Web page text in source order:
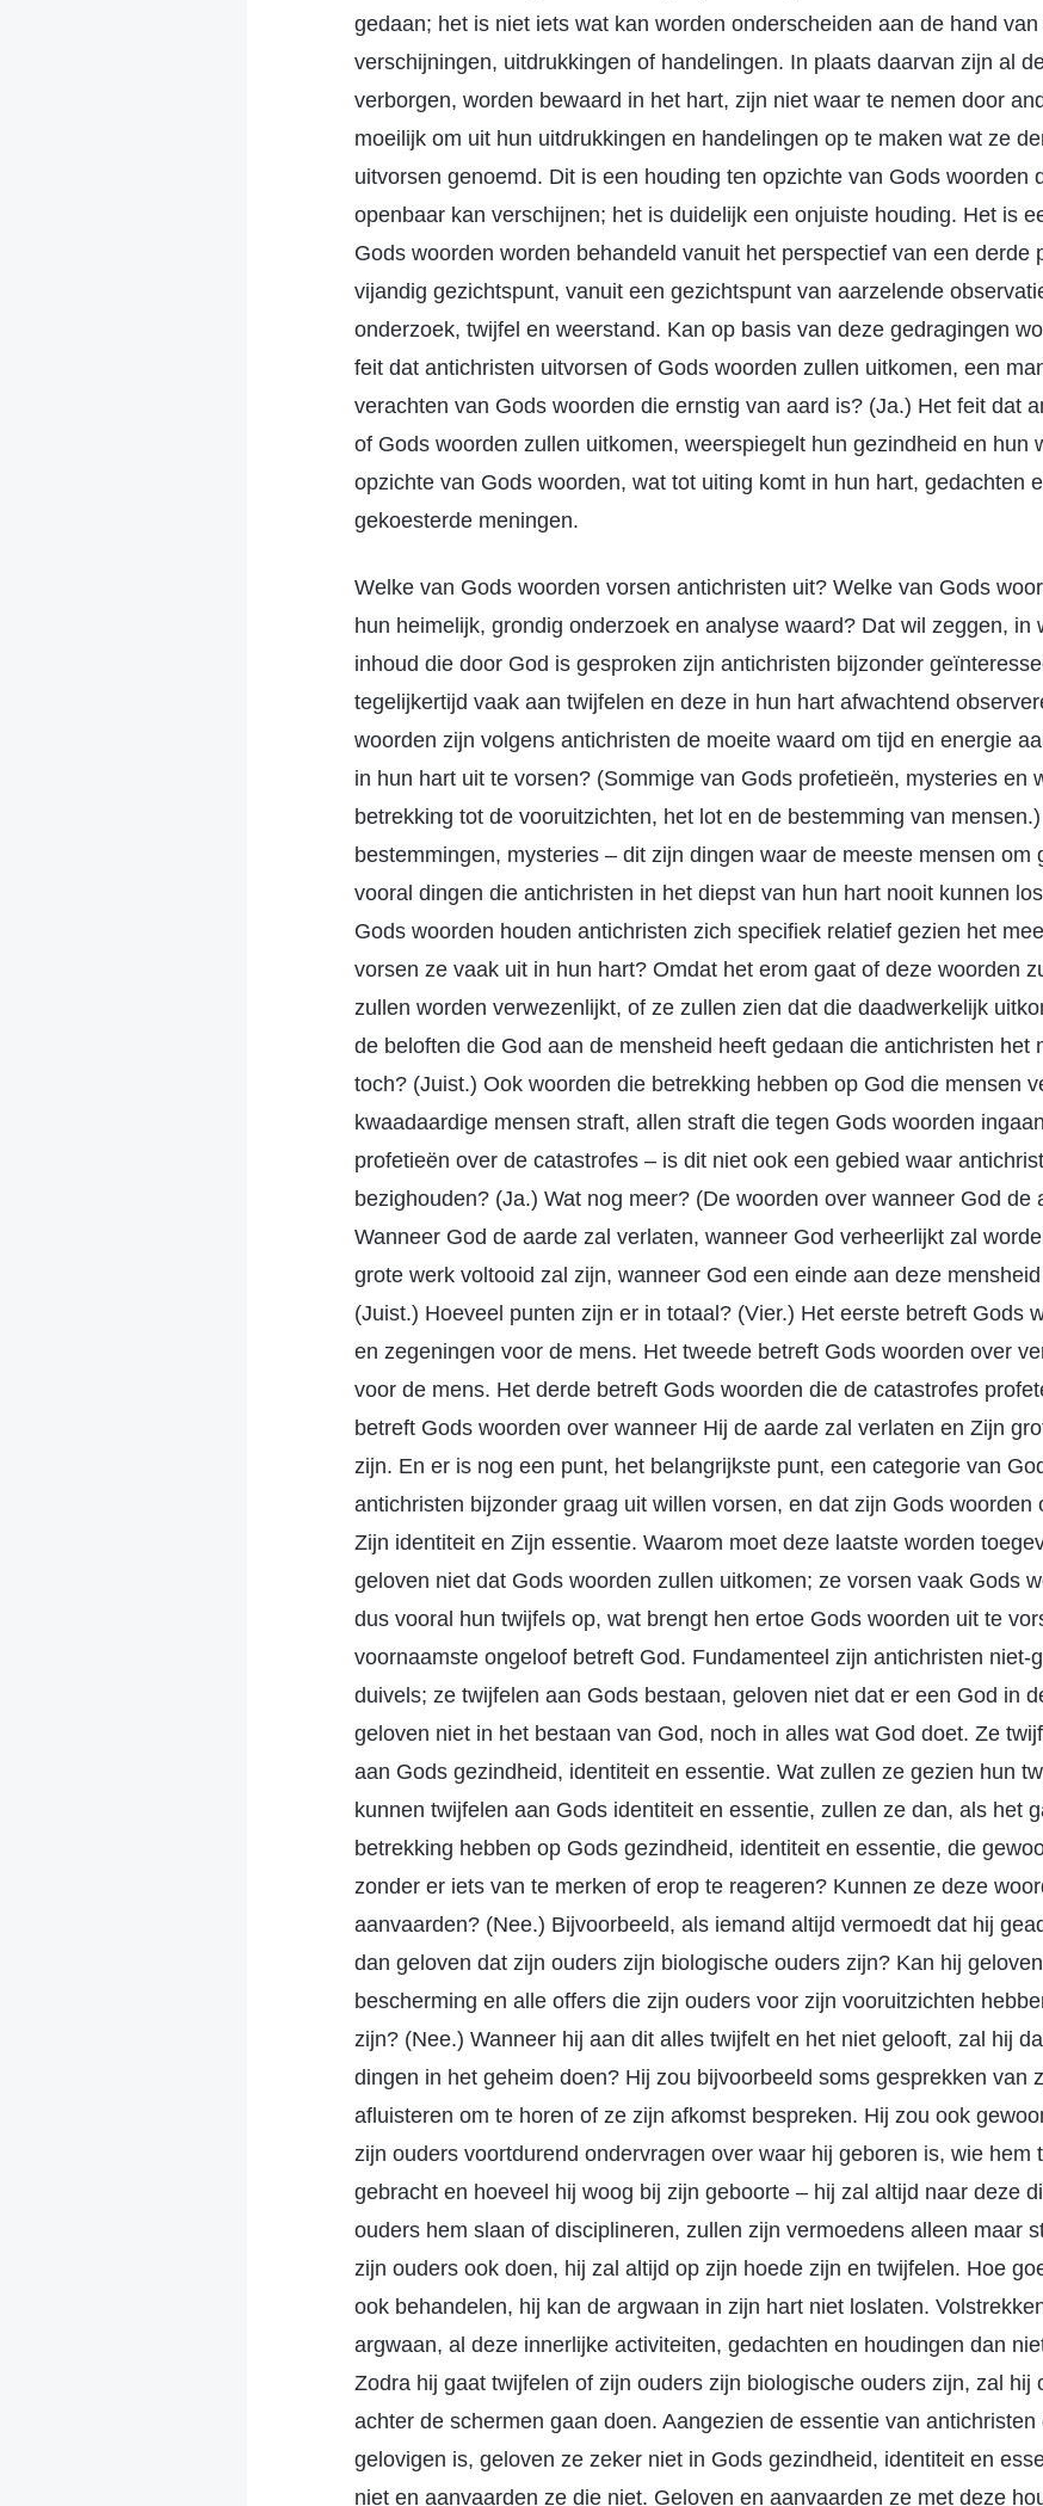
gedaan; het is niet iets wat kan worden onderscheiden aan de hand
verschijningen, uitdrukkingen of handelingen. In plaats daarvan zijn al
verborgen, worden bewaard in het hart, zijn niet waar te nemen door
moeilijk om uit hun uitdrukkingen en handelingen op te maken wat ze
uitvorsen genoemd. Dit is een houding ten opzichte van Gods woorden
openbaar kan verschijnen; het is duidelijk een onjuiste houding. Het is
Gods woorden worden behandeld vanuit het perspectief van een derde
vijandig gezichtspunt, vanuit een gezichtspunt van aarzelende
onderzoek, twijfel en weerstand. Kan op basis van deze gedragingen
feit dat antichristen uitvorsen of Gods woorden zullen uitkomen, een
verachten van Gods woorden die ernstig van aard is? (Ja.) Het feit dat
of Gods woorden zullen uitkomen, weerspiegelt hun gezindheid en hun
opzichte van Gods woorden, wat tot uiting komt in hun hart, gedachten
gekoesterde meningen.
Welke van Gods woorden vorsen antichristen uit? Welke van Gods
hun heimelijk, grondig onderzoek en analyse waard? Dat wil zeggen, in
inhoud die door God is gesproken zijn antichristen bijzonder
tegelijkertijd vaak aan twijfelen en deze in hun hart afwachtend
woorden zijn volgens antichristen de moeite waard om tijd en energie
in hun hart uit te vorsen? (Sommige van Gods profetieën, mysteries en
betrekking tot de vooruitzichten, het lot en de bestemming van
bestemmingen, mysteries – dit zijn dingen waar de meeste mensen om
vooral dingen die antichristen in het diepst van hun hart nooit kunnen
Gods woorden houden antichristen zich specifiek relatief gezien het
vorsen ze vaak uit in hun hart? Omdat het erom gaat of deze woorden
zullen worden verwezenlijkt, of ze zullen zien dat die daadwerkelijk
de beloften die God aan de mensheid heeft gedaan die antichristen het
toch? (Juist.) Ook woorden die betrekking hebben op God die mensen
kwaadaardige mensen straft, allen straft die tegen Gods woorden
profetieën over de catastrofes – is dit niet ook een gebied waar
bezighouden? (Ja.) Wat nog meer? (De woorden over wanneer God de
Wanneer God de aarde zal verlaten, wanneer God verheerlijkt zal
grote werk voltooid zal zijn, wanneer God een einde aan deze
(Juist.) Hoeveel punten zijn er in totaal? (Vier.) Het eerste betreft Gods
en zegeningen voor de mens. Het tweede betreft Gods woorden over
voor de mens. Het derde betreft Gods woorden die de catastrofes
betreft Gods woorden over wanneer Hij de aarde zal verlaten en Zijn
zijn. En er is nog een punt, het belangrijkste punt, een categorie van
antichristen bijzonder graag uit willen vorsen, en dat zijn Gods woorden
Zijn identiteit en Zijn essentie. Waarom moet deze laatste worden
geloven niet dat Gods woorden zullen uitkomen; ze vorsen vaak Gods
dus vooral hun twijfels op, wat brengt hen ertoe Gods woorden uit te
voornaamste ongeloof betreft God. Fundamenteel zijn antichristen niet-
duivels; ze twijfelen aan Gods bestaan, geloven niet dat er een God in
geloven niet in het bestaan van God, noch in alles wat God doet. Ze
aan Gods gezindheid, identiteit en essentie. Wat zullen ze gezien hun
kunnen twijfelen aan Gods identiteit en essentie, zullen ze dan, als het
betrekking hebben op Gods gezindheid, identiteit en essentie, die
zonder er iets van te merken of erop te reageren? Kunnen ze deze
aanvaarden? (Nee.) Bijvoorbeeld, als iemand altijd vermoedt dat hij
dan geloven dat zijn ouders zijn biologische ouders zijn? Kan hij
bescherming en alle offers die zijn ouders voor zijn vooruitzichten
zijn? (Nee.) Wanneer hij aan dit alles twijfelt en het niet gelooft, zal hij
dingen in het geheim doen? Hij zou bijvoorbeeld soms gesprekken van
afluisteren om te horen of ze zijn afkomst bespreken. Hij zou ook
zijn ouders voortdurend ondervragen over waar hij geboren is, wie hem
gebracht en hoeveel hij woog bij zijn geboorte – hij zal altijd naar deze
ouders hem slaan of disciplineren, zullen zijn vermoedens alleen maar
zijn ouders ook doen, hij zal altijd op zijn hoede zijn en twijfelen. Hoe
ook behandelen, hij kan de argwaan in zijn hart niet loslaten.
argwaan, al deze innerlijke activiteiten, gedachten en houdingen dan
Zodra hij gaat twijfelen of zijn ouders zijn biologische ouders zijn, zal hij
achter de schermen gaan doen. Aangezien de essentie van antichristen
gelovigen is, geloven ze zeker niet in Gods gezindheid, identiteit en
niet en aanvaarden ze die niet. Geloven en aanvaarden ze met deze